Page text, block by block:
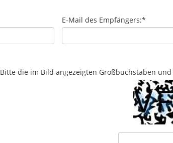
E-Mail des Empfängers:*
Bitte die im Bild angezeigten Großbuchstaben